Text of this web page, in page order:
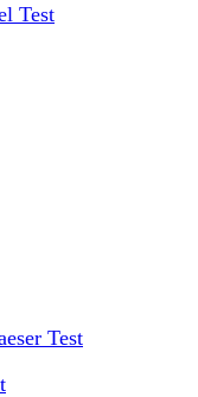
Test
Test